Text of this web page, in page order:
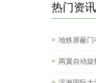
热门资讯
地铁屏蔽门
两翼自动旋